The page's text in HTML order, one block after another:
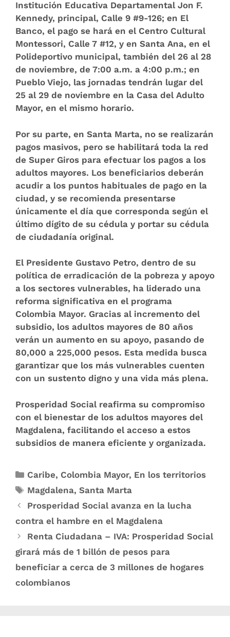
Institución Educativa Departamental Jon F.
Kennedy, principal, Calle 9 #9-126; en El
Banco, el pago se hará en el Centro Cultural
Montessori, Calle 7 #12, y en Santa Ana, en el
Polideportivo municipal, también del 26 al 28
de noviembre, de 7:00 a.m. a 4:00 p.m.; en
Pueblo Viejo, las jornadas tendrán lugar del
25 al 29 de noviembre en la Casa del Adulto
Mayor, en el mismo horario.
Por su parte, en Santa Marta, no se realizarán
pagos masivos, pero se habilitará toda la red
de Super Giros para efectuar los pagos a los
adultos mayores. Los beneficiarios deberán
acudir a los puntos habituales de pago en la
ciudad, y se recomienda presentarse
únicamente el día que corresponda según el
último dígito de su cédula y portar su cédula
de ciudadanía original.
El Presidente Gustavo Petro, dentro de su
política de erradicación de la pobreza y apoyo
a los sectores vulnerables, ha liderado una
reforma significativa en el programa
Colombia Mayor. Gracias al incremento del
subsidio, los adultos mayores de 80 años
verán un aumento en su apoyo, pasando de
80,000 a 225,000 pesos. Esta medida busca
garantizar que los más vulnerables cuenten
con un sustento digno y una vida más plena.
Prosperidad Social reafirma su compromiso
con el bienestar de los adultos mayores del
Magdalena, facilitando el acceso a estos
subsidios de manera eficiente y organizada.
Caribe, Colombia Mayor, En los territorios
Magdalena,Santa Marta
Prosperidad Social avanza en la lucha
contra el hambre en el Magdalena
Renta Ciudadana – IVA: Prosperidad Social
girará más de 1 billón de pesos para
beneficiar a cerca de 3 millones de hogares
colombianos